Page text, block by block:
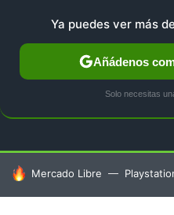
HOY SE HABLA DE
Mercado Libre
Ya puedes ver más
Añádenos
Solo necesitas